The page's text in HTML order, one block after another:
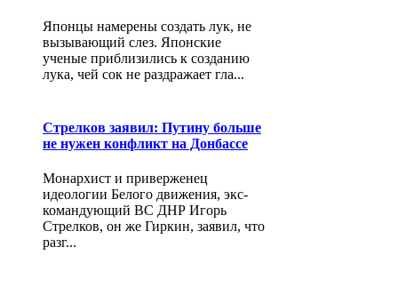
Японцы намерены создать лук, не
вызывающий слез. Японские
ученые приблизились к созданию
лука, чей сок не раздражает гла...
Стрелков заявил: Путину больше
не нужен конфликт на Донбассе
Монархист и приверженец
идеологии Белого движения, экс-
командующий ВС ДНР Игорь
Стрелков, он же Гиркин, заявил, что
разг...